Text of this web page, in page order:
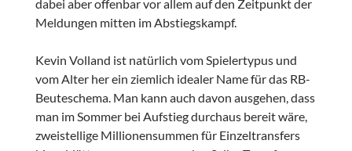
dabei aber offenbar vor allem auf den Zeitpunkt der
Meldungen mitten im Abstiegskampf.
Kevin Volland ist natürlich vom Spielertypus und
vom Alter her ein ziemlich idealer Name für das RB-
Beuteschema. Man kann auch davon ausgehen, dass
man im Sommer bei Aufstieg durchaus bereit wäre,
zweistellige Millionensummen für Einzeltransfers